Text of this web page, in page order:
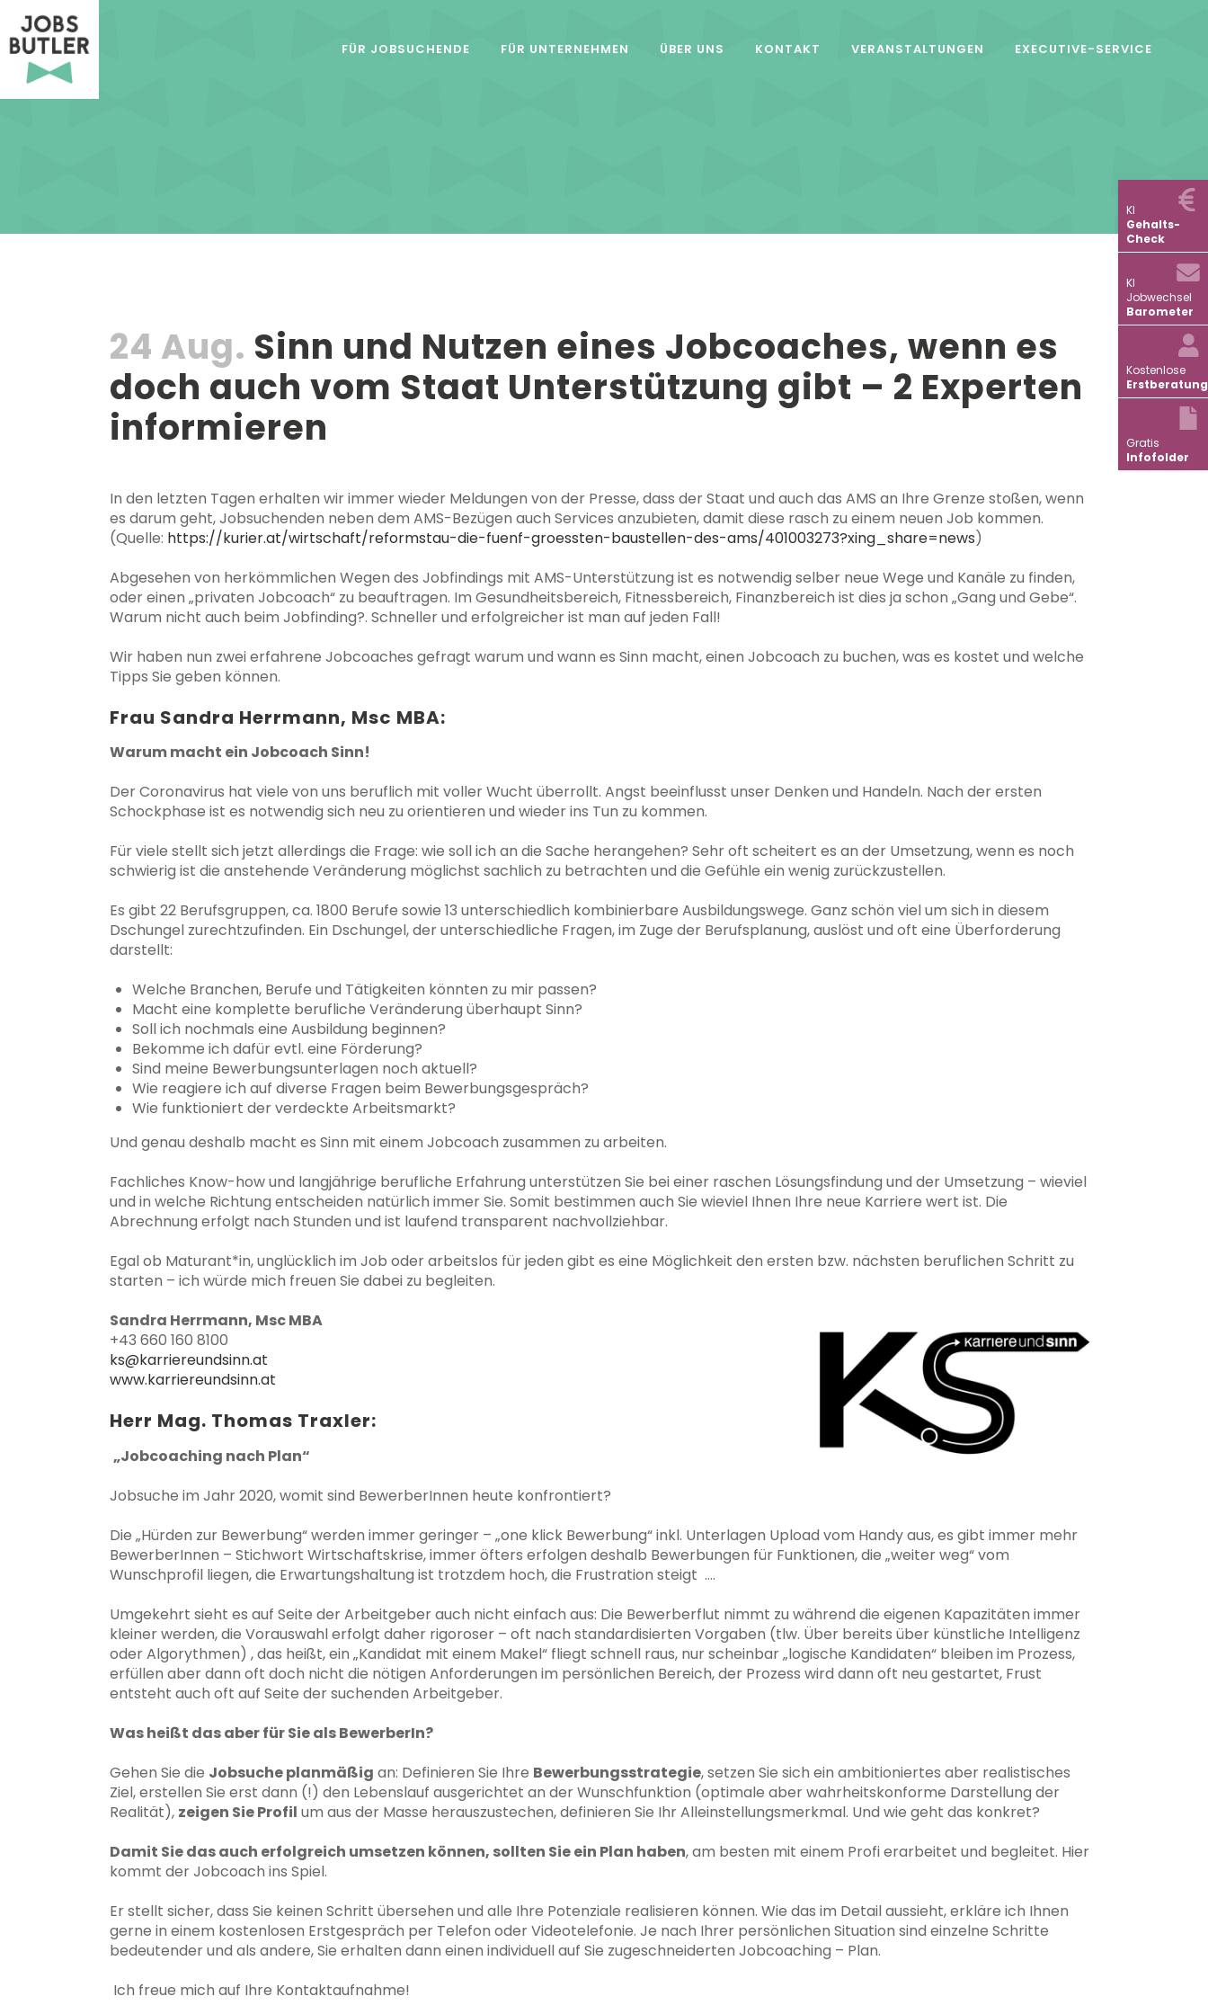
KI
Gehalts-
Check
KI
Jobwechsel
Barometer
Kostenlose
Erstberatung
Gratis
Infofolder
FÜR JOBSUCHENDE FÜR UNTERNEHMEN ÜBER UNS KONTAKT VERANSTALTUNGEN EXECUTIVE-SERVICE
24 Aug. Sinn und Nutzen eines Jobcoaches, wenn es
doch auch vom Staat Unterstützung gibt – 2 Experten
informieren
In den letzten Tagen erhalten wir immer wieder Meldungen von der Presse, dass der Staat und auch das AMS an Ihre Grenze stoßen, wenn
es darum geht, Jobsuchenden neben dem AMS-Bezügen auch Services anzubieten, damit diese rasch zu einem neuen Job kommen.
(Quelle: https://kurier.at/wirtschaft/reformstau-die-fuenf-groessten-baustellen-des-ams/401003273?xing_share=news)
Abgesehen von herkömmlichen Wegen des Jobfindings mit AMS-Unterstützung ist es notwendig selber neue Wege und Kanäle zu finden,
oder einen „privaten Jobcoach“ zu beauftragen. Im Gesundheitsbereich, Fitnessbereich, Finanzbereich ist dies ja schon „Gang und Gebe“.
Warum nicht auch beim Jobfinding?. Schneller und erfolgreicher ist man auf jeden Fall!
Wir haben nun zwei erfahrene Jobcoaches gefragt warum und wann es Sinn macht, einen Jobcoach zu buchen, was es kostet und welche
Tipps Sie geben können.
Frau Sandra Herrmann, Msc MBA:
Warum macht ein Jobcoach Sinn!
Der Coronavirus hat viele von uns beruflich mit voller Wucht überrollt. Angst beeinflusst unser Denken und Handeln. Nach der ersten
Schockphase ist es notwendig sich neu zu orientieren und wieder ins Tun zu kommen.
Für viele stellt sich jetzt allerdings die Frage: wie soll ich an die Sache herangehen? Sehr oft scheitert es an der Umsetzung, wenn es noch
schwierig ist die anstehende Veränderung möglichst sachlich zu betrachten und die Gefühle ein wenig zurückzustellen.
Es gibt 22 Berufsgruppen, ca. 1800 Berufe sowie 13 unterschiedlich kombinierbare Ausbildungswege. Ganz schön viel um sich in diesem
Dschungel zurechtzufinden. Ein Dschungel, der unterschiedliche Fragen, im Zuge der Berufsplanung, auslöst und oft eine Überforderung
darstellt:
Welche Branchen, Berufe und Tätigkeiten könnten zu mir passen?
Macht eine komplette berufliche Veränderung überhaupt Sinn?
Soll ich nochmals eine Ausbildung beginnen?
Bekomme ich dafür evtl. eine Förderung?
Sind meine Bewerbungsunterlagen noch aktuell?
Wie reagiere ich auf diverse Fragen beim Bewerbungsgespräch?
Wie funktioniert der verdeckte Arbeitsmarkt?
Und genau deshalb macht es Sinn mit einem Jobcoach zusammen zu arbeiten.
Fachliches Know-how und langjährige berufliche Erfahrung unterstützen Sie bei einer raschen Lösungsfindung und der Umsetzung – wieviel
und in welche Richtung entscheiden natürlich immer Sie. Somit bestimmen auch Sie wieviel Ihnen Ihre neue Karriere wert ist. Die
Abrechnung erfolgt nach Stunden und ist laufend transparent nachvollziehbar.
Egal ob Maturant*in, unglücklich im Job oder arbeitslos für jeden gibt es eine Möglichkeit den ersten bzw. nächsten beruflichen Schritt zu
starten – ich würde mich freuen Sie dabei zu begleiten.
Sandra Herrmann, Msc MBA
+43 660 160 8100
ks@karriereundsinn.at
www.karriereundsinn.at
Herr Mag. Thomas Traxler:
„Jobcoaching nach Plan“
Jobsuche im Jahr 2020, womit sind BewerberInnen heute konfrontiert?
Die „Hürden zur Bewerbung“ werden immer geringer – „one klick Bewerbung“ inkl. Unterlagen Upload vom Handy aus, es gibt immer mehr
BewerberInnen – Stichwort Wirtschaftskrise, immer öfters erfolgen deshalb Bewerbungen für Funktionen, die „weiter weg“ vom
Wunschprofil liegen, die Erwartungshaltung ist trotzdem hoch, die Frustration steigt ….
Umgekehrt sieht es auf Seite der Arbeitgeber auch nicht einfach aus: Die Bewerberflut nimmt zu während die eigenen Kapazitäten immer
kleiner werden, die Vorauswahl erfolgt daher rigoroser – oft nach standardisierten Vorgaben (tlw. Über bereits über künstliche Intelligenz
oder Algorythmen) , das heißt, ein „Kandidat mit einem Makel“ fliegt schnell raus, nur scheinbar „logische Kandidaten“ bleiben im Prozess,
erfüllen aber dann oft doch nicht die nötigen Anforderungen im persönlichen Bereich, der Prozess wird dann oft neu gestartet, Frust
entsteht auch oft auf Seite der suchenden Arbeitgeber.
Was heißt das aber für Sie als BewerberIn?
Gehen Sie die Jobsuche planmäßig an: Definieren Sie Ihre Bewerbungsstrategie, setzen Sie sich ein ambitioniertes aber realistisches
Ziel, erstellen Sie erst dann (!) den Lebenslauf ausgerichtet an der Wunschfunktion (optimale aber wahrheitskonforme Darstellung der
Realität), zeigen Sie Profil um aus der Masse herauszustechen, definieren Sie Ihr Alleinstellungsmerkmal. Und wie geht das konkret?
Damit Sie das auch erfolgreich umsetzen können, sollten Sie ein Plan haben, am besten mit einem Profi erarbeitet und begleitet. Hier
kommt der Jobcoach ins Spiel.
Er stellt sicher, dass Sie keinen Schritt übersehen und alle Ihre Potenziale realisieren können. Wie das im Detail aussieht, erkläre ich Ihnen
gerne in einem kostenlosen Erstgespräch per Telefon oder Videotelefonie. Je nach Ihrer persönlichen Situation sind einzelne Schritte
bedeutender und als andere, Sie erhalten dann einen individuell auf Sie zugeschneiderten Jobcoaching – Plan.
Ich freue mich auf Ihre Kontaktaufnahme!